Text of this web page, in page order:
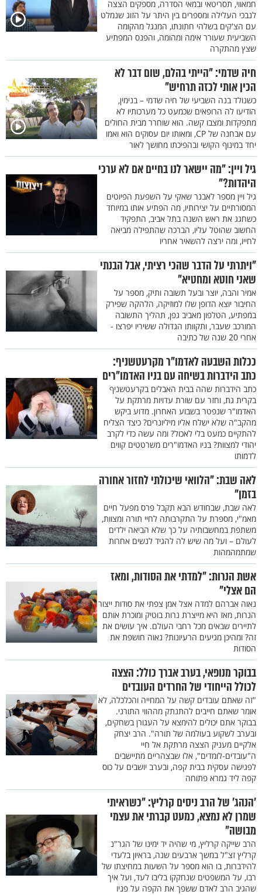
חמאווי, תסריטאי ובמאי הסדרה, מספקים הצצה
לנבכי העלילה ומספרים בין היתר על הזוג שנמלט
עם הצ'קים בשלהי חתונתו, המנגל מהקומה
השביעית שעורר אימה ומהומה, והפנס המפתיע
שצץ מהתקרה
חיה שדמי: "הייתי בהלם, שום דבר לא
הכין אותי לכזה תרחיש"
כשנולד בנה השביעי של חיה שדמי – בנימין,
הודיעו לה הרופאים שכמעט כל מערכותיו לא
מתפקדות ומצבו קשה. הוא שוחרר מבית החולים
עם אבחנה של CP, ומאותו יום עסוקים הוא ואמו
יחד במינוף הקושי ובהפיכתו מחושך לאור
גיל ויין: "מה יישאר לנו בחיים אם לא ערכי
היהדות?"
גיל ויין מספר לאבנר שאקי על השפעת הפיוטים
המסורתיים על יצירותיו, מה הפתיע אותו במיוחד
כשחגג את ראש השנה בתל אביב, התפקיד
החשוב שהוטל עליו, הברכה שהתפילה מביאה
לחייו, ומה ירצה להשאיר אחריו
"ויתרתי על הדבר שהכי רציתי, אבל הבנתי
שאני חוטא ומחטיא"
אמיר והבה, יוצר ובעל תשובה ותיק, מספר על
החיבור יוצא הדופן שלו למוזיקה, הלהקה שפירק
במפתיע, הטלפון מאביב גפן, תהליך התשובה
המורכב שעבר, ותקוותו הגדולה ששיריו יפרצו -
אחרי 20 שנה של כתיבה
ככלות השבעה לאדמו"ר מקרעטשניף:
כתב הידברות בשיחה עם בניו האדמו"רים
כתב הידברות שהה בבית האבלים בקרעטשניף
בקרית גת, וחזר עם שורת עדויות מרתקת על
האדמו"ר שנפטר בשבוע האחרון. מדוע ביקש
מהקב"ה שלא ישלח אליו מיליונרים? כיצד הצליח
להתקיים כמעט בלי לאכול? ומה עשה כדי לקרב
יהודי למצוות? בניו האדמו"רים משרטטים קווים
לדמותו
לאה שבת: "הלוואי שיכולתי לחזור אחורה
בזמן"
לאה שבת, שבחודש הבא תקבל פרס מפעל חיים
מאמ"י, מספרת על התקרבותה לחיי תורה ומצוות,
משתפת במחשבותיה על כך שלא הביאה ילדים
לעולם – ועל מה שיש לה להגיד לנשים אחרות
שמתמהמהות
אשת הנרות: "למדתי את הסודות, ומאז
הם אצלי"
נאוה אברהם למדה אצל אמן צפתי את סודות ייצור
הנרות, מאז היא מייצרת נרות בוטיק ומוכרת אותם
לתיירים שבאים מכל רחבי העולם. איך עושים את
זה? ומהיכן מגיעים הרעיונות? נאוה חושפת את
הסודות
בבוקר מנופאי, בערב אברך כולל: הצצה
לכולל הייחודי של החרדים העובדים
"זה שאתם עובדים קשה על המחייה והכלכלה, לא
אומר שאתם חייבים להתנתק מההווי התורני.
בבוקר אתם יכולים להימצא על העגורן בשחקים,
ובערב לשקוע בעולמה של תורה". הרב יצחק
אלקיים מעניק הצצה מרתקת אל חיי
ה"עובדים-לומדים", אלו שבצהריים מתיישבים
לפגישה עסקית בבית קפה, ובערב יושבים על כוס
קפה ליד גמרא פתוחה
'הנהג' של הרב ניסים קרליץ: "כשראיתי
שמרן לא נמצא, כמעט קברתי את עצמי
מבושה"
הרב שייקה קרליץ, מי שהיה יד ימינו של הגר"נ
קרליץ זצ"ל במשך ארבעים שנה, בראיון בלעדי
להידברות, בו הוא מספר על השעות במחיצתו של
רבו, על המשפטים שנחקקו בליבו לעד, ועל איך
שהגיב הרב לאדם ששפך את הקפה על פניו